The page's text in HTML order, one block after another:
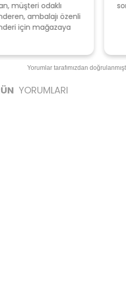
sorunsuz ozenli paketleme
Yorumlar tarafımızdan
YORUMLARI